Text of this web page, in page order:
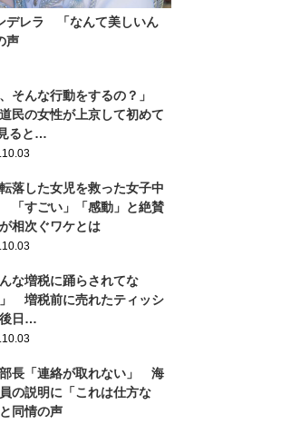
デレラ 「なんて美しいん
声
、そんな行動をするの？」
民の女性が上京して初めて
ると…
落した女児を救った女子中
「すごい」「感動」と絶賛
相次ぐワケとは
んな増税に踊らされてな
増税前に売れたティッシ
日…
部長「連絡が取れない」 海
の説明に「これは仕方な
同情の声